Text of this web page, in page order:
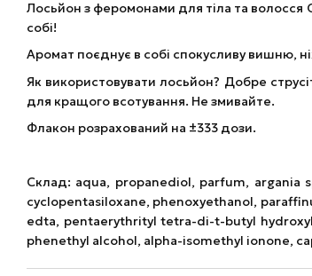
Лосьйон з феромонами для тіла та волосся
собі!
Аромат поєднує в собі спокусливу вишню,
Як використовувати лосьйон? Добре
для кращого всотування. Не змивайте.
Флакон розрахований на ±333 дози.
Склад: aqua, propanediol, parfum, argania
cyclopentasiloxane, phenoxyethanol,
edta, pentaerythrityl tetra-di-t-butyl
phenethyl alcohol, alpha-isomethyl ionone,